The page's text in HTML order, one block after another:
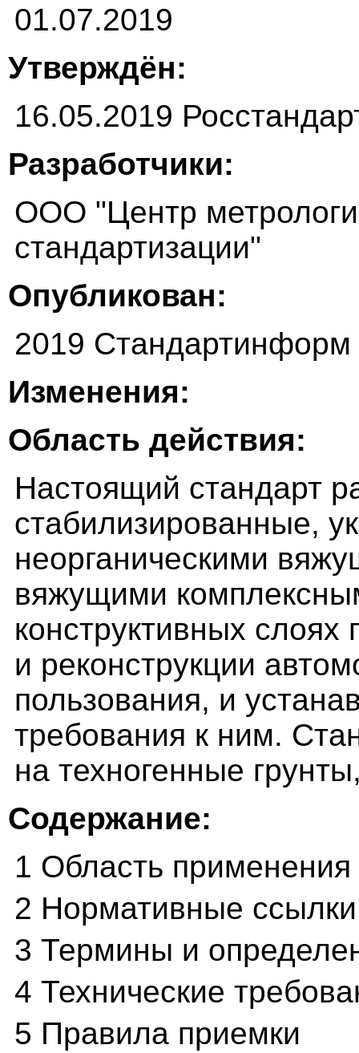
01.07.2019
Утверждён:
16.05.2019
Разработчики:
ООО "Центр
стандартизации"
Опубликован:
2019 Стандартинформ
Изменения:
Область действия:
Настоящий стандарт
стабилизированные,
неорганическими
вяжущими
конструктивных слоях
и реконструкции
пользования, и
требования к ним.
на техногенные
Содержание:
1 Область применения
2 Нормативные ссылки
3 Термины и
4 Технические
5 Правила приемки